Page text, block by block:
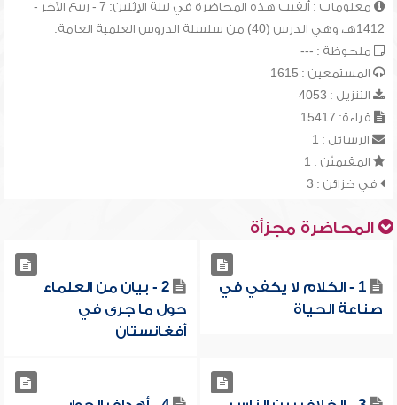
معلومات : ألقيت هذه المحاضرة في ليلة الإثنين: 7 - ربيع الآخر -
1412هـ، وهي الدرس (40) من سلسلة الدروس العلمية العامة.
ملحوظة : ---
المستمعين : 1615
التنزيل : 4053
قراءة: 15417
الرسائل : 1
المقيميّن : 1
في خزائن : 3
المحاضرة مجزأة
1 - الكلام لا يكفي في
صناعة الحياة
2 - بيان من العلماء
حول ما جرى في
أفغانستان